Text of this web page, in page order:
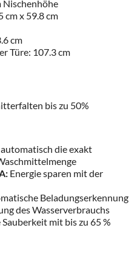
Nischenhöhe
cm x 59.8 cm
cm
Türe: 107.3 cm
bis zu 50%
die exakt
Energie sparen mit der
Beladungserkennung
des Wasserverbrauchs
mit bis zu 65 %